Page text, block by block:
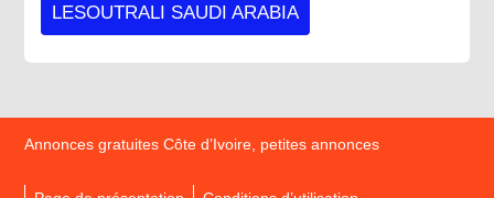
LESOUTRALI SAUDI ARABIA
Annonces gratuites Côte d’Ivoire, petites annonces